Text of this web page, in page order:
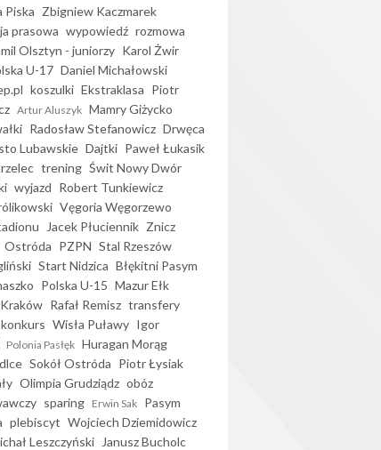
Piska Zbigniew Kaczmarek
prasowa wypowiedź rozmowa
Olsztyn - juniorzy Karol Żwir
U-17 Daniel Michałowski
koszulki Ekstraklasa Piotr
Artur Aluszyk Mamry Giżycko
Radosław Stefanowicz Drwęca
Lubawskie Dajtki Paweł Łukasik
trening Świt Nowy Dwór
wyjazd Robert Tunkiewicz
Vęgoria Węgorzewo
Jacek Płuciennik Znicz
Ostróda PZPN Stal Rzeszów
Start Nidzica Błękitni Pasym
Polska U-15 Mazur Ełk
Rafał Remisz transfery
konkurs Wisła Puławy Igor
Polonia Pasłęk Huragan Morąg
Sokół Ostróda Piotr Łysiak
Olimpia Grudziądz obóz
sparing Erwin Sak Pasym
plebiscyt Wojciech Dziemidowicz
Leszczyński
Janusz Bucholc